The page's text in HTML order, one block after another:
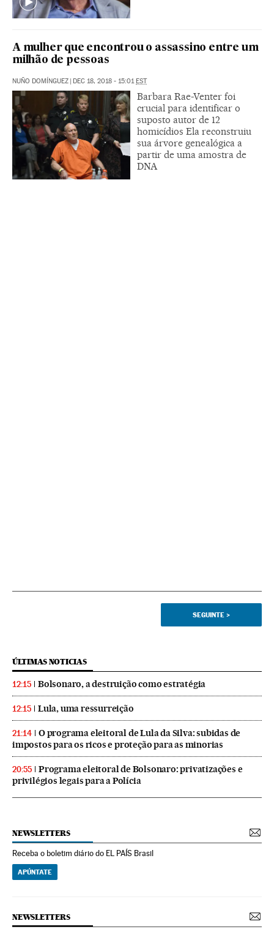
A mulher que encontrou o assassino entre um
milhão de pessoas
NUÑO DOMÍNGUEZ | DEC 18, 2018 - 15:01 EST
Barbara Rae-Venter foi
crucial para identificar o
suposto autor de 12
homicídios Ela reconstruiu
sua árvore genealógica a
partir de uma amostra de
DNA
SEGUINTE >
ÚLTIMAS NOTICIAS
12:15 Bolsonaro, a destruição como estratégia
12:15 Lula, uma ressurreição
21:14
O programa eleitoral de Lula da Silva: subidas de
impostos para os ricos e proteção para as minorias
20:55
Programa eleitoral de Bolsonaro: privatizações e
privilégios legais para a Polícia
NEWSLETTERS
Receba o boletim diário do EL PAÍS Brasil
APÚNTATE
NEWSLETTERS